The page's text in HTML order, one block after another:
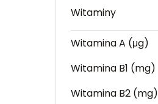
Witaminy
Witamina A (μg)
Witamina B1 (mg)
Witamina B2 (mg)